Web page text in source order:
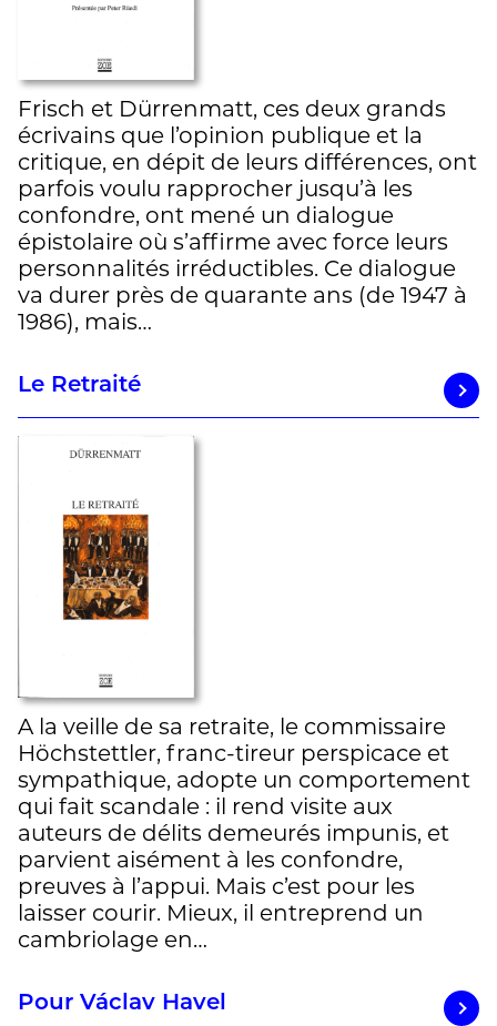
Frisch et Dürrenmatt, ces deux grands
écrivains que l’opinion publique et la
critique, en dépit de leurs différences, ont
parfois voulu rapprocher jusqu’à les
confondre, ont mené un dialogue
épistolaire où s’affirme avec force leurs
personnalités irréductibles. Ce dialogue
va durer près de quarante ans (de 1947 à
1986), mais…
Le Retraité
A la veille de sa retraite, le commissaire
Höchstettler, franc-tireur perspicace et
sympathique, adopte un comportement
qui fait scandale : il rend visite aux
auteurs de délits demeurés impunis, et
parvient aisément à les confondre,
preuves à l’appui. Mais c’est pour les
laisser courir. Mieux, il entreprend un
cambriolage en…
Pour Václav Havel